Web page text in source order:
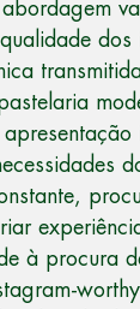
dos
à procura